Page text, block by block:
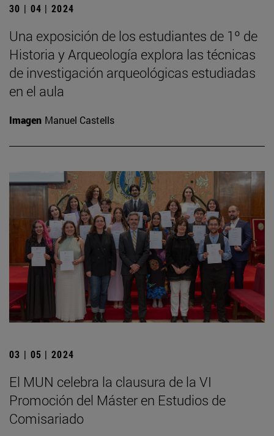
30 | 04 | 2024
Una exposición de los estudiantes de 1º de
Historia y Arqueología explora las técnicas
de investigación arqueológicas estudiadas
en el aula
Imagen Manuel Castells
03 | 05 | 2024
El MUN celebra la clausura de la VI
Promoción del Máster en Estudios de
Comisariado